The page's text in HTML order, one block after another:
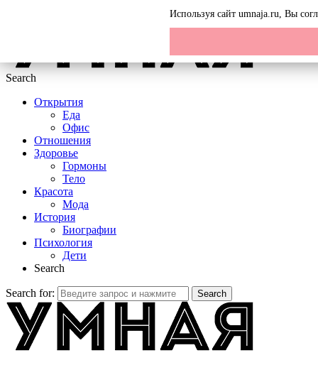
Search
Открытия
Еда
Офис
Отношения
Здоровье
Гормоны
Тело
Красота
Мода
История
Биографии
Психология
Дети
Search
Search for: Search
Используя сайт umnaja.ru, Вы